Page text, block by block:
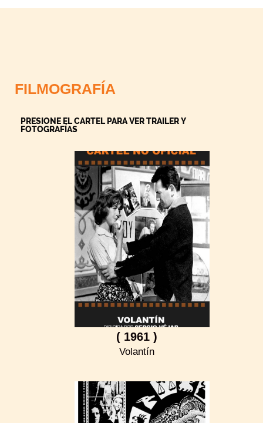
FILMOGRAFÍA
PRESIONE EL CARTEL PARA VER TRAILER Y
FOTOGRAFÍAS
( 1961 )
Volantín